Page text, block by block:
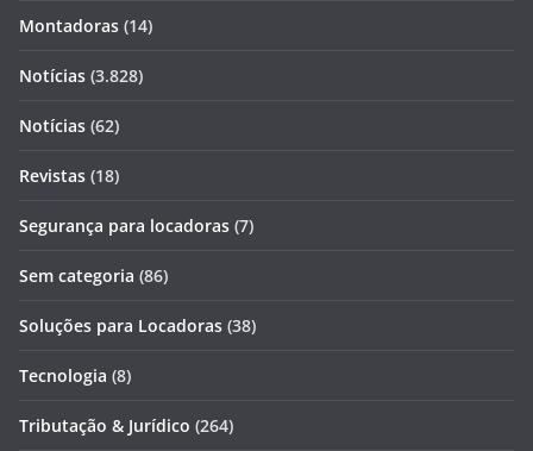
Montadoras (14)
Notícias (3.828)
Notícias (62)
Revistas (18)
Segurança para locadoras (7)
Sem categoria (86)
Soluções para Locadoras (38)
Tecnologia (8)
Tributação & Jurídico (264)